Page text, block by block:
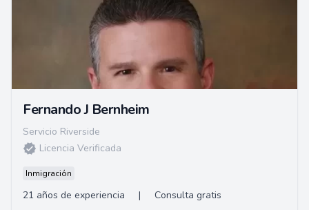
Fernando J Bernheim
Servicio Riverside
Licencia Verificada
Inmigración
21 años de experiencia |
Consulta gratis